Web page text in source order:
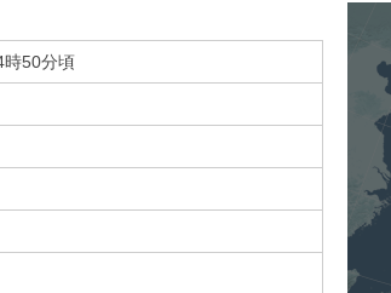
時50分頃